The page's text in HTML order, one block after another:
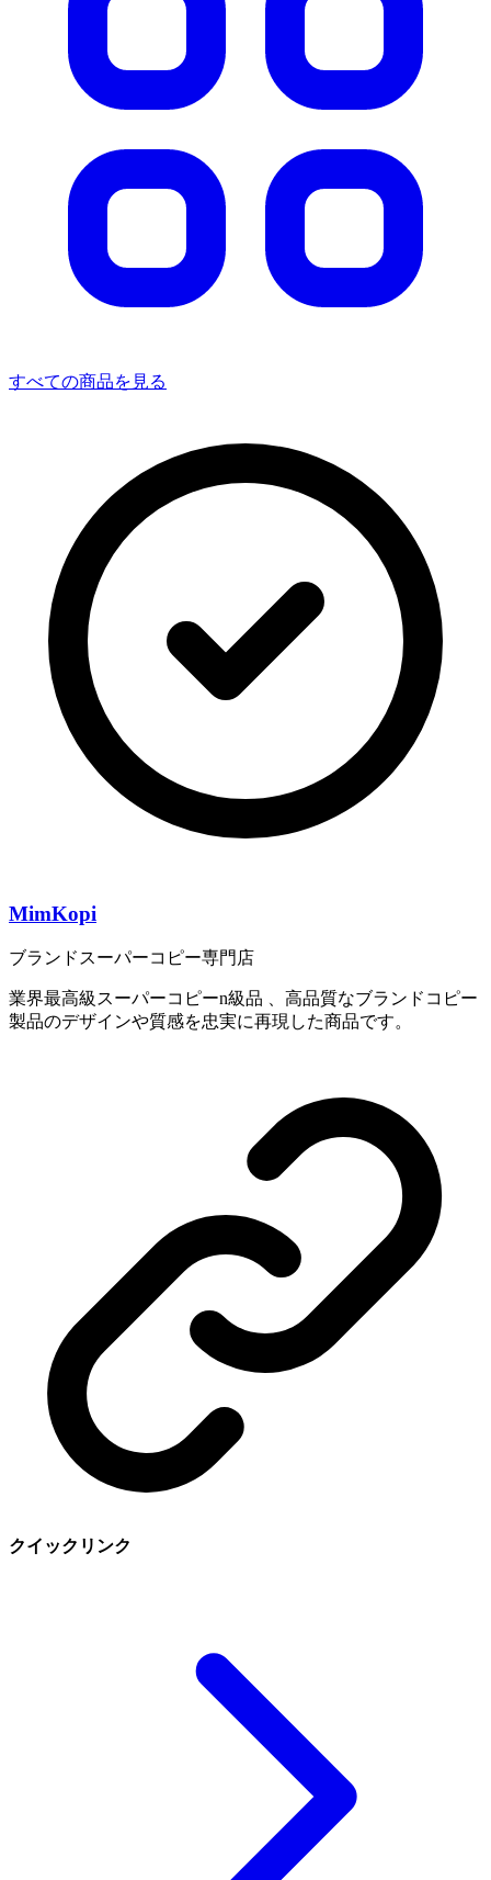
すべての商品を見る
MimKopi
ブランドスーパーコピー専門店
業界最高級スーパーコピーn級品 、高品質なブランドコピー
製品のデザインや質感を忠実に再現した商品です。
クイックリンク